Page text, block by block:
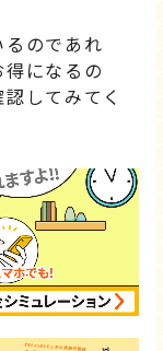
のであれ
になるの
してみてく